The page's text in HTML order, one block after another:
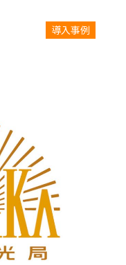
導入事例